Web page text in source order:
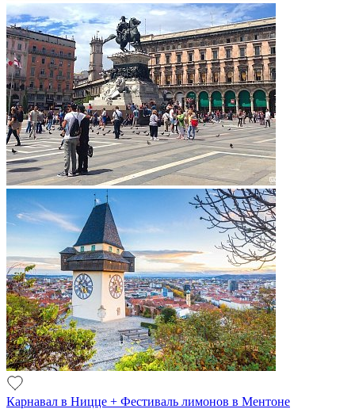
Карнавал в Ницце + Фестиваль лимонов в Ментоне